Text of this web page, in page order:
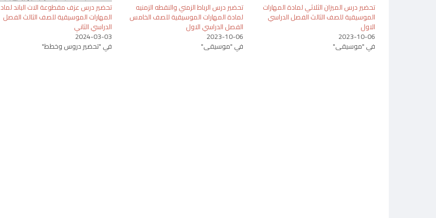
تحضير درس الميزان الثلاثي لمادة المهارات
الموسيقية للصف الثالث الفصل الدراسي
الاول
2023-10-06
في "موسيقى"
تحضير درس الرباط الزمني والنقطه الزمنيه
لمادة المهارات الموسيقية للصف الخامس
الفصل الدراسي الاول
2023-10-06
في "موسيقى"
تحضير درس عزف مقطوعة الات الباند
المهارات الموسيقية للصف الثالث الفصل
الدراسي الثاني
2024-03-03
في "تحضير دروس وخطط"